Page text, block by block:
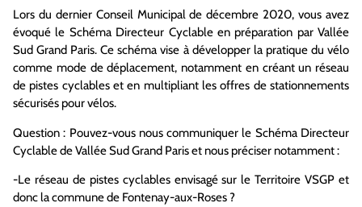
Lors du dernier Conseil Municipal de décembre 2020, vous avez
évoqué le Schéma Directeur Cyclable en préparation par Vallée
Sud Grand Paris. Ce schéma vise à développer la pratique du vélo
comme mode de déplacement, notamment en créant un réseau
de pistes cyclables et en multipliant les offres de stationnements
sécurisés pour vélos.
Question : Pouvez-vous nous communiquer le Schéma Directeur
Cyclable de Vallée Sud Grand Paris et nous préciser notamment :
-Le réseau de pistes cyclables envisagé sur le Territoire VSGP et
donc la commune de Fontenay-aux-Roses ?